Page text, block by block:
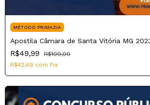
MÉTODO PRIMAZIA
Apostila Câmara de Santa Vitória MG
R$49,99
R$100,00
R$42,49 com Pix